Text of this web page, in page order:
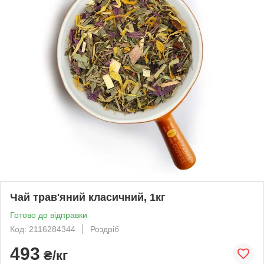
Чай трав'яний класичний, 1кг
Готово до відправки
Код: 2116284344
Роздріб
493 ₴/кг